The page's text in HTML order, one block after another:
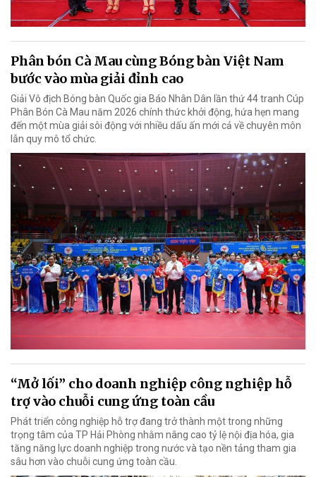
Phân bón Cà Mau cùng Bóng bàn Việt Nam
bước vào mùa giải đỉnh cao
Giải Vô địch Bóng bàn Quốc gia Báo Nhân Dân lần thứ 44 tranh Cúp
Phân Bón Cà Mau năm 2026 chính thức khởi động, hứa hẹn mang
đến một mùa giải sôi động với nhiều dấu ấn mới cả về chuyên môn
lẫn quy mô tổ chức.
“Mở lối” cho doanh nghiệp công nghiệp hỗ
trợ vào chuỗi cung ứng toàn cầu
Phát triển công nghiệp hỗ trợ đang trở thành một trong những
trọng tâm của TP Hải Phòng nhằm nâng cao tỷ lệ nội địa hóa, gia
tăng năng lực doanh nghiệp trong nước và tạo nền tảng tham gia
sâu hơn vào chuỗi cung ứng toàn cầu.